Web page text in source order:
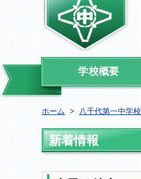
学校概要
ホーム > 八千代第一中学校
新着情報